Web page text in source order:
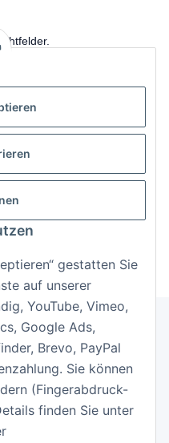
gestatten Sie
auf unserer
YouTube, Vimeo,
Google Ads,
Brevo, PayPal
Sie können
(Fingerabdruck-
finden Sie unter